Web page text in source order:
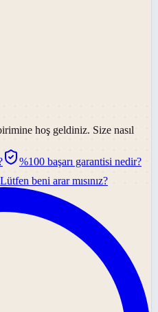
hoş geldiniz. Size nasıl
%100 başarı garantisi nedir?
Lütfen beni arar mısınız?